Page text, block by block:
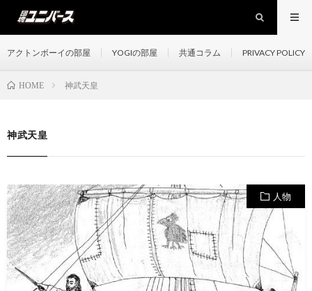
アクトンボーイの部屋 YOGIの部屋 共通コラム PRIVACY POLICY
HOME 神武天皇
神武天皇
人物